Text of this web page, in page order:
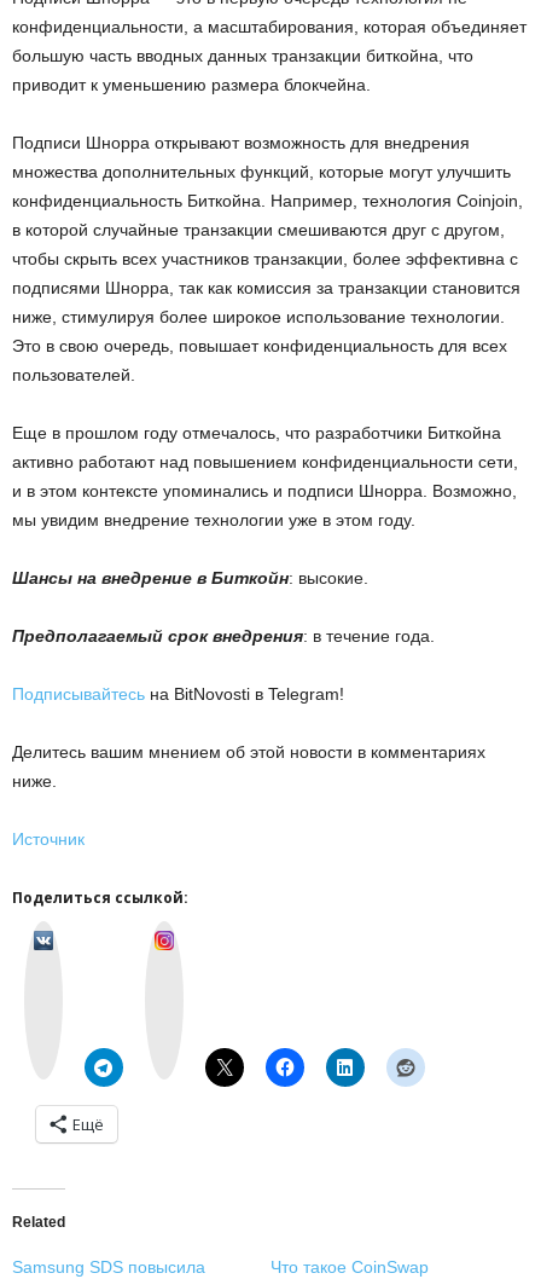
конфиденциальности, а масштабирования, которая объединяет
большую часть вводных данных транзакции биткойна, что
приводит к уменьшению размера блокчейна.
Подписи Шнорра открывают возможность для внедрения
множества дополнительных функций, которые могут улучшить
конфиденциальность Биткойна. Например, технология Coinjoin,
в которой случайные транзакции смешиваются друг с другом,
чтобы скрыть всех участников транзакции, более эффективна с
подписями Шнорра, так как комиссия за транзакции становится
ниже, стимулируя более широкое использование технологии.
Это в свою очередь, повышает конфиденциальность для всех
пользователей.
Еще в прошлом году отмечалось, что разработчики Биткойна
активно работают над повышением конфиденциальности сети,
и в этом контексте упоминались и подписи Шнорра. Возможно,
мы увидим внедрение технологии уже в этом году.
Шансы на внедрение в Биткойн: высокие.
Предполагаемый срок внедрения: в течение года.
Подписывайтесь на BitNovosti в Telegram!
Делитесь вашим мнением об этой новости в комментариях
ниже.
Источник
Поделиться ссылкой:
Ещё
Related
Samsung SDS повысила
Что такое CoinSwap